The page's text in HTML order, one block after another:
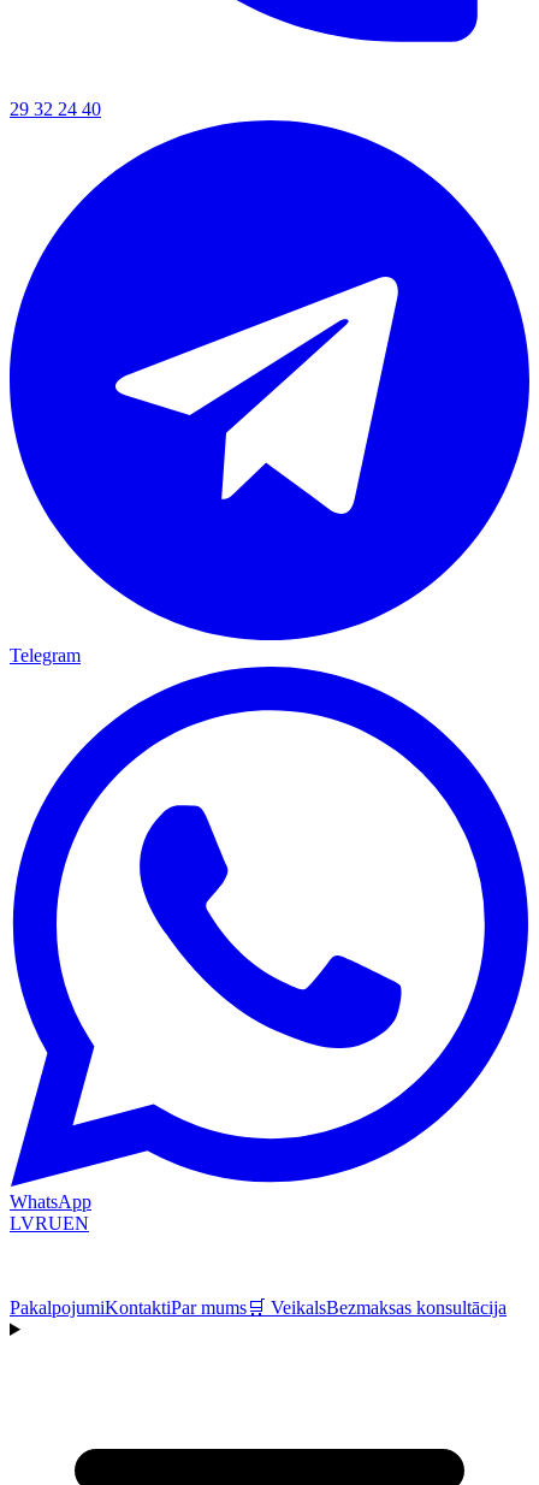
29 32 24 40
Telegram
WhatsApp
LVRUEN
PakalpojumiKontaktiPar mums🛒 VeikalsBezmaksas konsultācija